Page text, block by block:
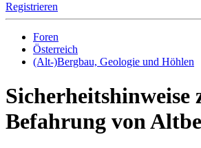
Registrieren
Foren
Österreich
(Alt-)Bergbau, Geologie und Höhlen
Sicherheitshinweise
Befahrung von